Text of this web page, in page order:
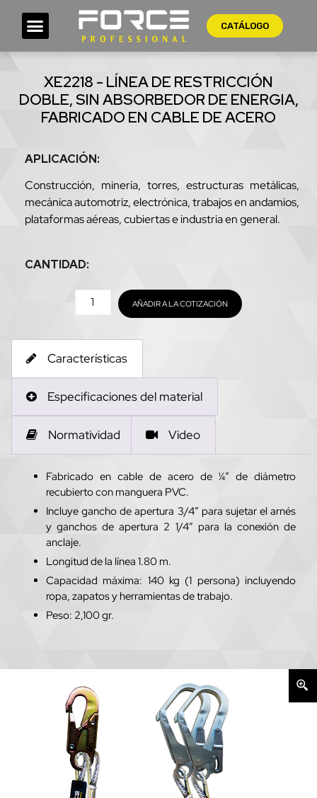
CATÁLOGO
XE2218 - LÍNEA DE RESTRICCIÓN
DOBLE, SIN ABSORBEDOR DE ENERGIA,
FABRICADO EN CABLE DE ACERO
APLICACIÓN:
Construcción, minería, torres, estructuras metálicas,
mecánica automotriz, electrónica, trabajos en andamios,
plataformas aéreas, cubiertas e industria en general.
CANTIDAD:
AÑADIR A LA COTIZACIÓN
Características
Especificaciones del material
Normatividad Video
Fabricado en cable de acero de ¼” de diámetro
recubierto con manguera PVC.
Incluye gancho de apertura 3/4” para sujetar el arnés
y ganchos de apertura 2 1/4” para la conexión de
anclaje.
Longitud de la línea 1.80 m.
Capacidad máxima: 140 kg (1 persona) incluyendo
ropa, zapatos y herramientas de trabajo.
Peso: 2,100 gr.